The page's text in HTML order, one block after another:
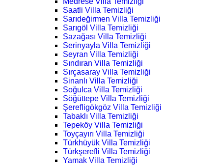
Saatli Villa Temizliği
Sarıdeğirmen Villa Temizliği
Sarıgöl Villa Temizliği
Sazağası Villa Temizliği
Serinyayla Villa Temizliği
Seyran Villa Temizliği
Sındıran Villa Temizliği
Sırçasaray Villa Temizliği
Sinanlı Villa Temizliği
Soğulca Villa Temizliği
Söğüttepe Villa Temizliği
Şerefligökgöz Villa Temizliği
Tabaklı Villa Temizliği
Tepeköy Villa Temizliği
Toyçayırı Villa Temizliği
Türkhüyük Villa Temizliği
Türkşerefli Villa Temizliği
Yamak Villa Temizliği